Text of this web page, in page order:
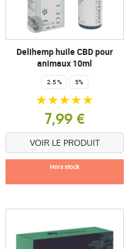
Delihemp huile CBD pour
animaux 10ml
2.5 % 5%
7,99 €
VOIR LE PRODUIT
Hors stock